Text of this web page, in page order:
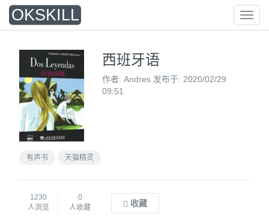
菜
单
OKSKILL
西班牙语
作者: Andres 发布于: 2020/02/29
09:51
有声书 天猫精灵
1230
人浏览
0
人收藏
收藏